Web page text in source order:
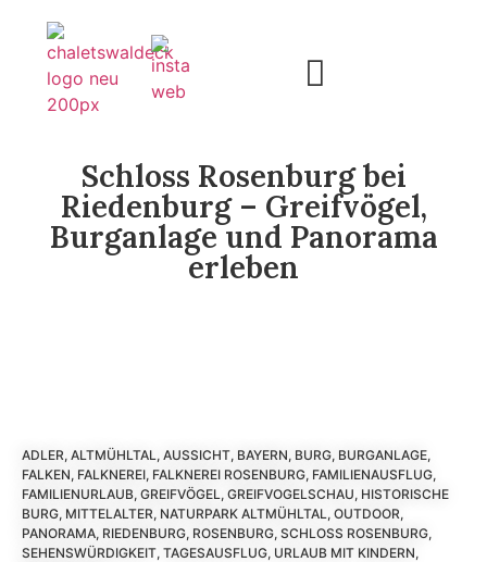
Schloss Rosenburg bei
Riedenburg – Greifvögel,
Burganlage und Panorama
erleben
ADLER, ALTMÜHLTAL, AUSSICHT, BAYERN, BURG, BURGANLAGE,
FALKEN, FALKNEREI, FALKNEREI ROSENBURG, FAMILIENAUSFLUG,
FAMILIENURLAUB, GREIFVÖGEL, GREIFVOGELSCHAU, HISTORISCHE
BURG, MITTELALTER, NATURPARK ALTMÜHLTAL, OUTDOOR,
PANORAMA, RIEDENBURG, ROSENBURG, SCHLOSS ROSENBURG,
SEHENSWÜRDIGKEIT, TAGESAUSFLUG, URLAUB MIT KINDERN,